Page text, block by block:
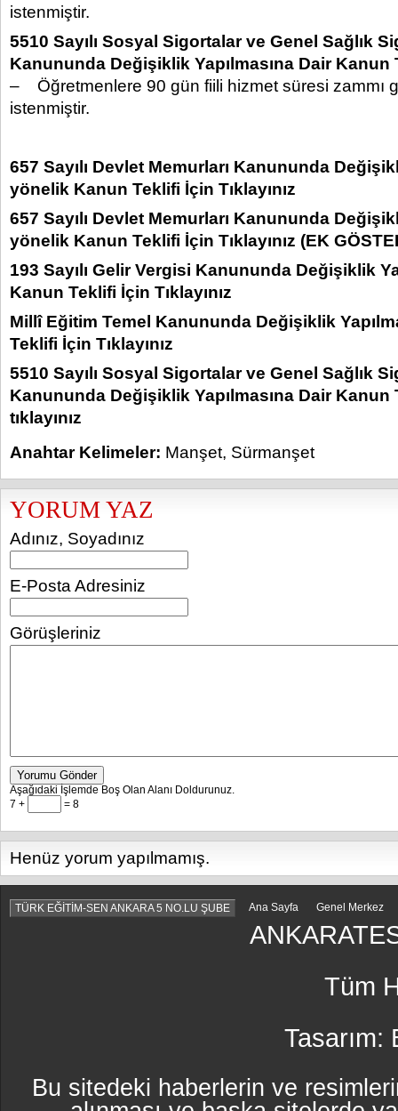
istenmiştir.
5510 Sayılı Sosyal Sigortalar ve Genel Sağlık
Kanununda Değişiklik Yapılmasına Dair
– Öğretmenlere 90 gün fiili hizmet süresi zammı
istenmiştir.
657 Sayılı Devlet Memurları Kanununda
yönelik Kanun Teklifi İçin Tıklayınız
657 Sayılı Devlet Memurları Kanununda
yönelik Kanun Teklifi İçin Tıklayınız (EK
193 Sayılı Gelir Vergisi Kanununda Değişiklik
Kanun Teklifi İçin Tıklayınız
Millî Eğitim Temel Kanununda Değişiklik
Teklifi İçin Tıklayınız
5510 Sayılı Sosyal Sigortalar ve Genel Sağlık
Kanununda Değişiklik Yapılmasına Dair Kanun
tıklayınız
Anahtar Kelimeler: Manşet, Sürmanşet
YORUM YAZ
Adınız, Soyadınız
E-Posta Adresiniz
Görüşleriniz
Yorumu Gönder
Aşağıdaki İşlemde Boş Olan Alanı Doldurunuz.
7 +
= 8
Henüz yorum yapılmamış.
TÜRK EĞİTİM-SEN ANKARA 5 NO.LU ŞUBE Ana Sayfa Genel Merkez
Tüm
Tasarım:
Bu sitedeki haberlerin ve